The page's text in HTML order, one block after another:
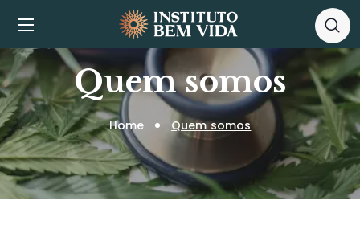
Quem somos
Home Quem somos